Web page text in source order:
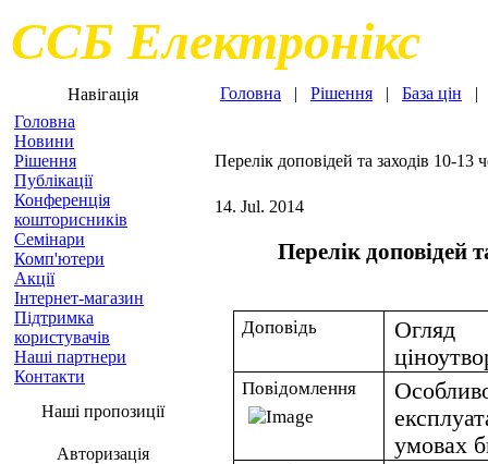
ССБ Електронікс
Навігація
Головна
Новини
Рішення
Публікації
Конференція
кошторисників
Семінари
Комп'ютери
Акції
Інтернет-магазин
Підтримка
користувачів
Наші партнери
Контакти
Наші пропозиції
Авторизація
Головна | Рішення | База цін
Перелік доповідей та заходів 10-13
14. Jul. 2014
Перелік доповідей
Доповідь
Огляд
Повідомлення
умовах